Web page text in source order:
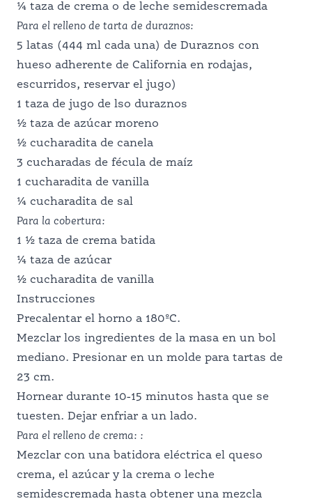
PROFESIONALES DE LA
ALIMENTACIÓN
SERVICIO DE ALIMENTACIÓN
PROFESIONALES DE LA NUTRICIÓN
¼ taza de crema o de leche semidescremada
Para el relleno de tarta de duraznos:
5 latas (444 ml cada una) de Duraznos con
hueso adherente de California en rodajas,
escurridos, reservar el jugo)
1 taza de jugo de lso duraznos
½ taza de azúcar moreno
½ cucharadita de canela
3 cucharadas de fécula de maíz
1 cucharadita de vanilla
¼ cucharadita de sal
Para la cobertura:
1 ½ taza de crema batida
¼ taza de azúcar
½ cucharadita de vanilla
Instrucciones
Precalentar el horno a 180ºC.
Mezclar los ingredientes de la masa en un bol
mediano. Presionar en un molde para tartas de
23 cm.
Hornear durante 10-15 minutos hasta que se
tuesten. Dejar enfriar a un lado.
Para el relleno de crema: :
Mezclar con una batidora eléctrica el queso
crema, el azúcar y la crema o leche
semidescremada hasta obtener una mezcla